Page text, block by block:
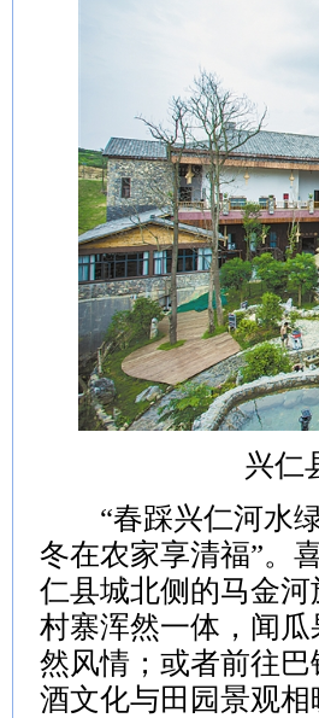
兴仁
“春踩兴仁河水绿
冬在农家享清福”。
仁县城北侧的马金
村寨浑然一体，闻
然风情；或者前往
酒文化与田园景观